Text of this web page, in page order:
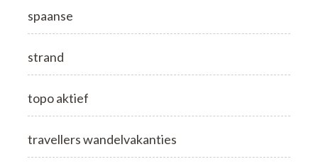
spaanse
strand
topo aktief
travellers wandelvakanties